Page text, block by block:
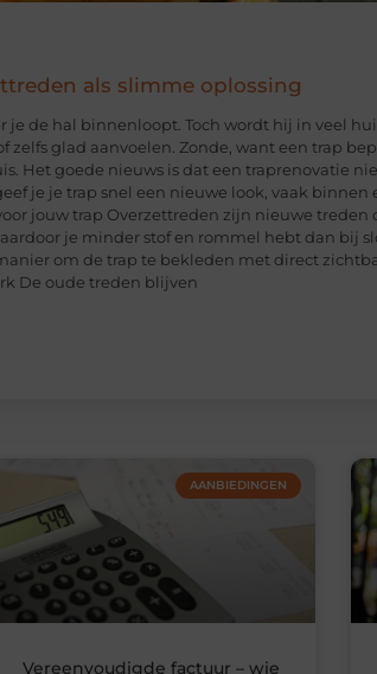
als slimme oplossing
je de hal binnenloopt. Toch wordt hij in veel
zelfs glad aanvoelen. Zonde, want een trap
Het goede nieuws is dat een traprenovatie
je je trap snel een nieuwe look, vaak binnen
jouw trap Overzettreden zijn nieuwe treden
je minder stof en rommel hebt dan bij
om de trap te bekleden met direct
De oude treden blijven
AANBIEDINGEN
Vereenvoudigde factuur – wie